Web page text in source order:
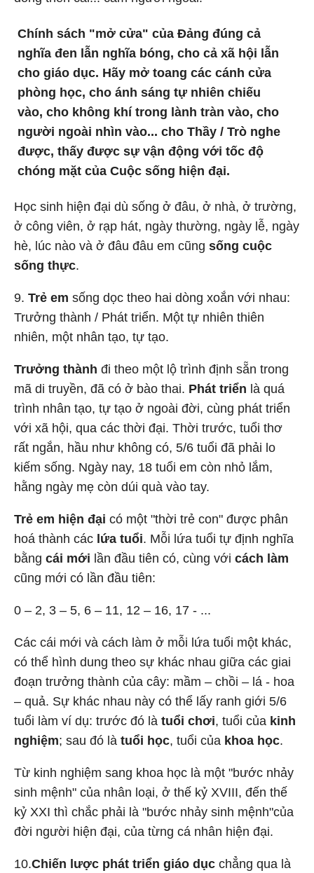
Chính sách "mở cửa" của Đảng đúng cả
nghĩa đen lẫn nghĩa bóng, cho cả xã hội lẫn
cho giáo dục. Hãy mở toang các cánh cửa
phòng học, cho ánh sáng tự nhiên chiếu
vào, cho không khí trong lành tràn vào, cho
người ngoài nhìn vào... cho Thầy / Trò nghe
được, thấy được sự vận động với tốc độ
chóng mặt của Cuộc sống hiện đại.
Học sinh hiện đại dù sống ở đâu, ở nhà, ở trường,
ở công viên, ở rạp hát, ngày thường, ngày lễ, ngày
hè, lúc nào và ở đâu đâu em cũng sống cuộc
sống thực.
9. Trẻ em sống dọc theo hai dòng xoắn với nhau:
Trưởng thành / Phát triển. Một tự nhiên thiên
nhiên, một nhân tạo, tự tạo.
Trưởng thành đi theo một lộ trình định sẵn trong
mã di truyền, đã có ở bào thai. Phát triển là quá
trình nhân tạo, tự tạo ở ngoài đời, cùng phát triển
với xã hội, qua các thời đại. Thời trước, tuổi thơ
rất ngắn, hầu như không có, 5/6 tuổi đã phải lo
kiếm sống. Ngày nay, 18 tuổi em còn nhỏ lắm,
hằng ngày mẹ còn dúi quà vào tay.
Trẻ em hiện đại có một "thời trẻ con" được phân
hoá thành các lứa tuổi. Mỗi lứa tuổi tự định nghĩa
bằng cái mới lần đầu tiên có, cùng với cách làm
cũng mới có lần đầu tiên:
0 – 2, 3 – 5, 6 – 11, 12 – 16, 17 - ...
Các cái mới và cách làm ở mỗi lứa tuổi một khác,
có thể hình dung theo sự khác nhau giữa các giai
đoạn trưởng thành của cây: mầm – chồi – lá - hoa
– quả. Sự khác nhau này có thể lấy ranh giới 5/6
tuổi làm ví dụ: trước đó là tuổi chơi, tuổi của kinh
nghiệm; sau đó là tuổi học, tuổi của khoa học.
Từ kinh nghiệm sang khoa học là một "bước nhảy
sinh mệnh" của nhân loại, ở thế kỷ XVIII, đến thế
kỷ XXI thì chắc phải là "bước nhảy sinh mệnh"của
đời người hiện đại, của từng cá nhân hiện đại.
10.Chiến lược phát triển giáo dục chẳng qua là